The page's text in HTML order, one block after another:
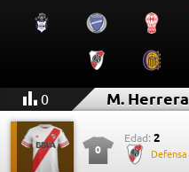
0 M. Herrera
0
Edad: 2
Defensa